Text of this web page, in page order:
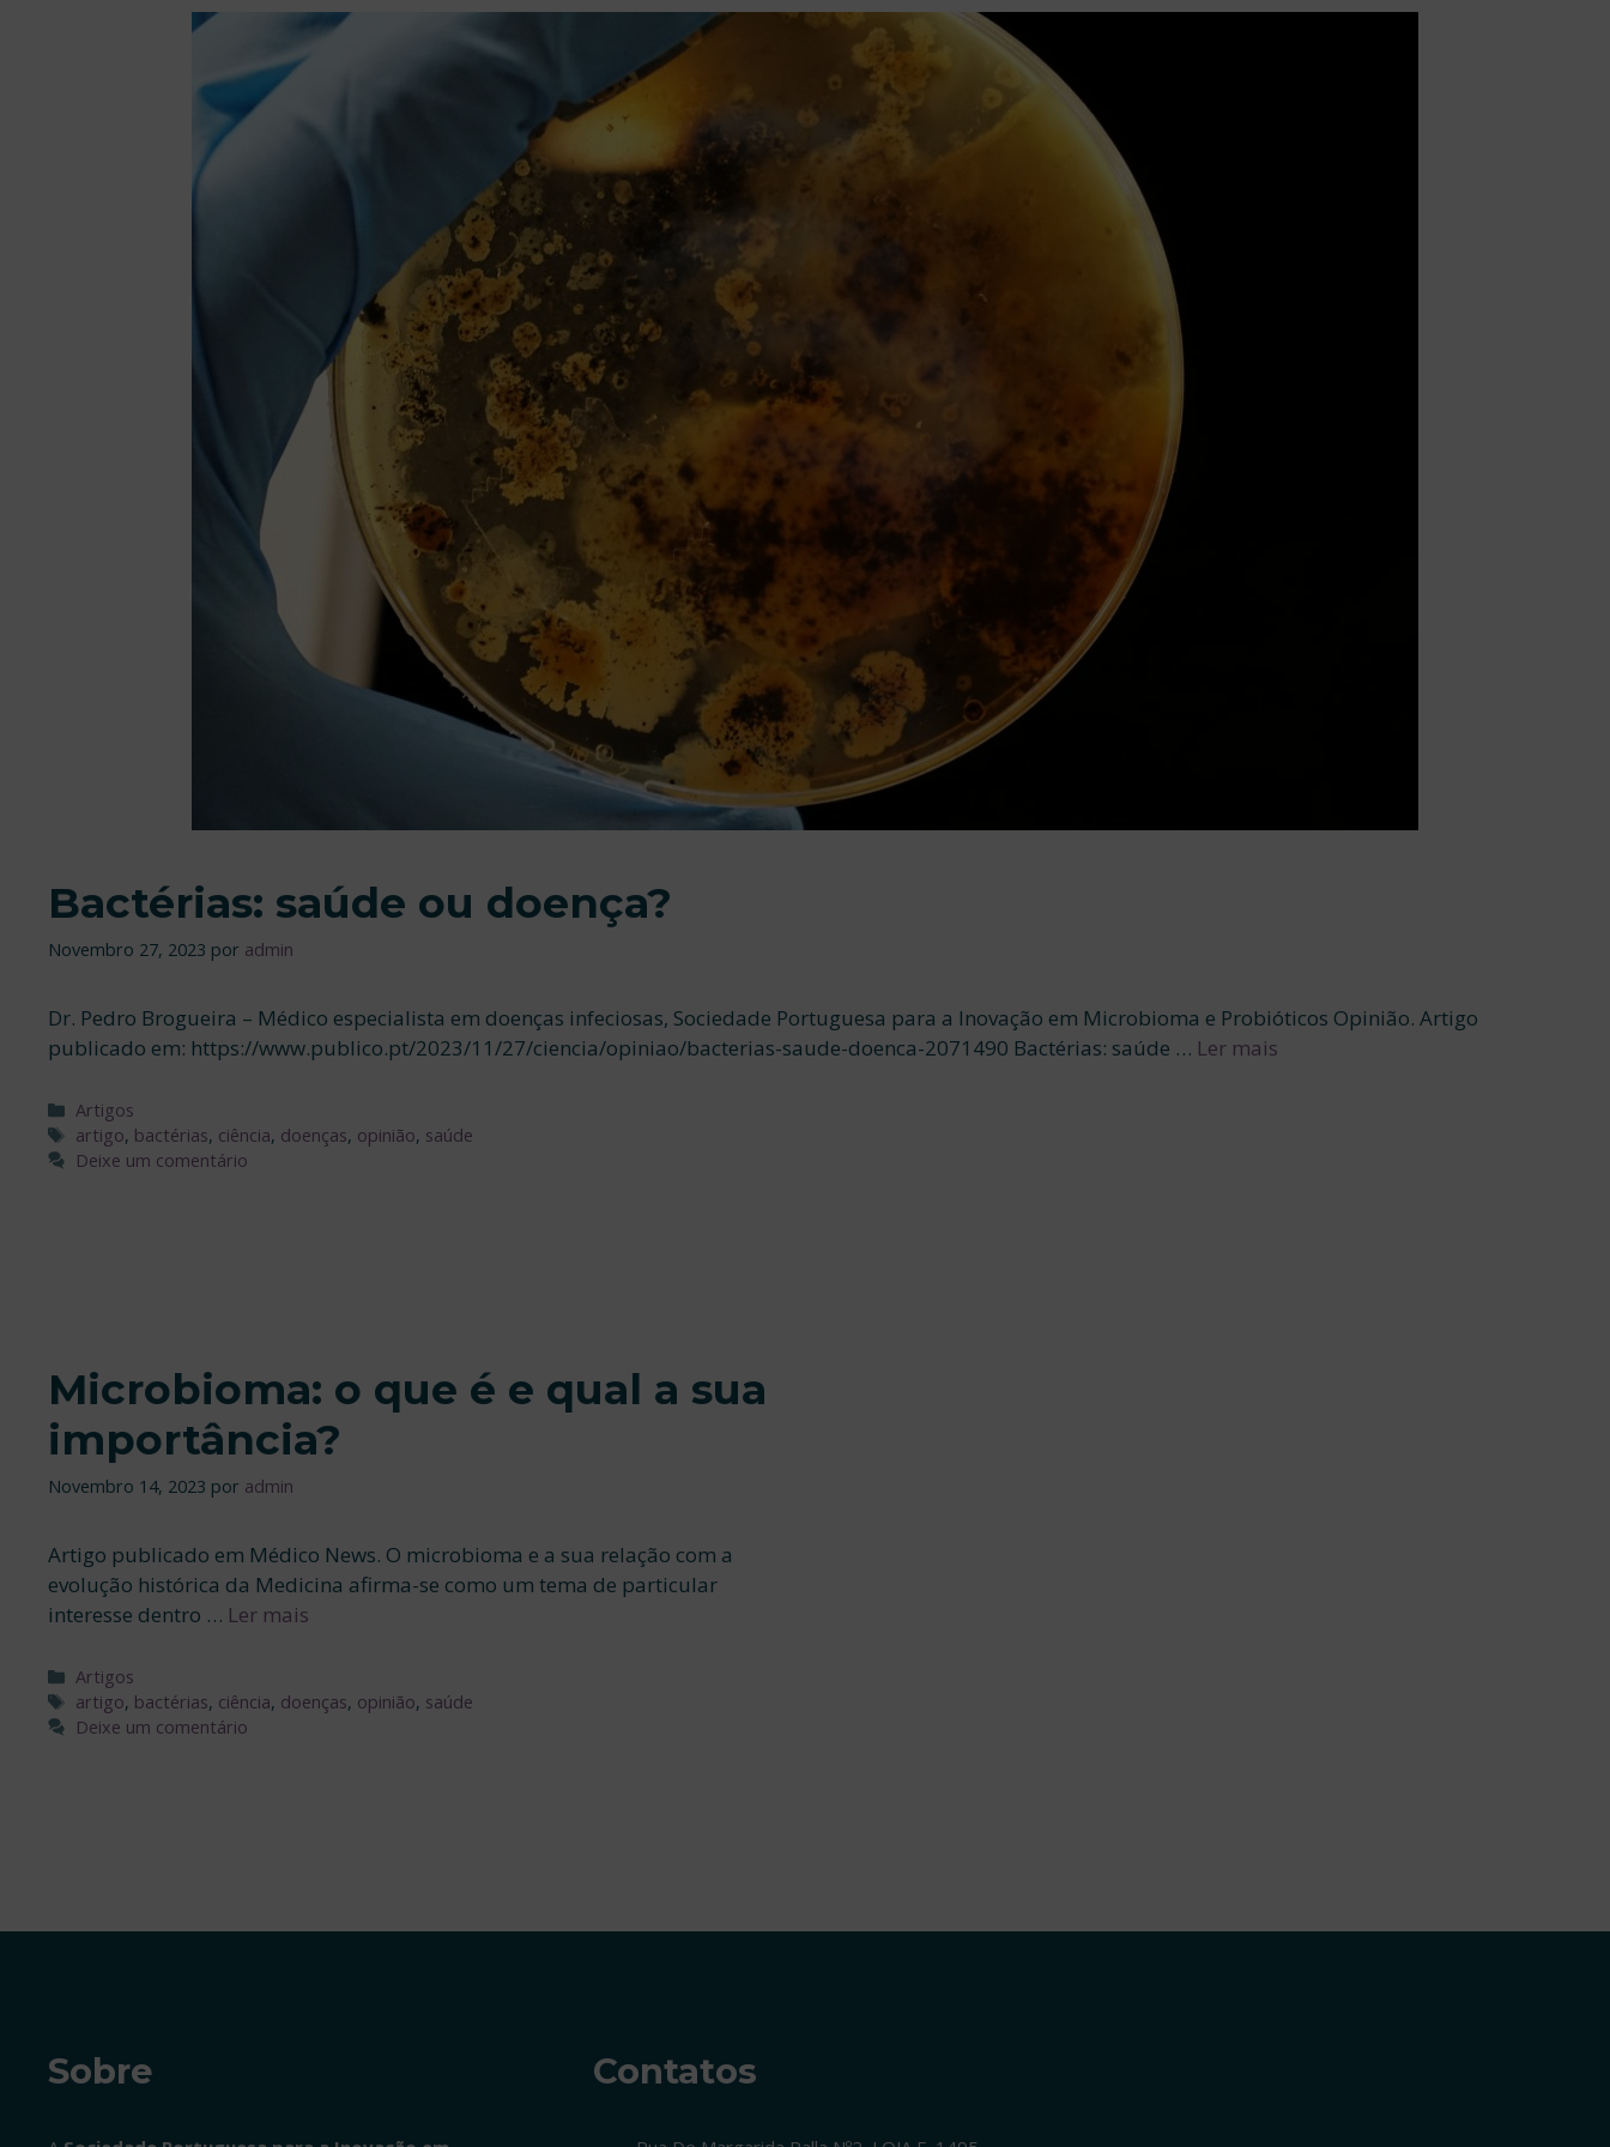
Bactérias: saúde ou doença?
Novembro 27, 2023 por admin
Dr. Pedro Brogueira – Médico especialista em doenças infeciosas, Sociedade Portuguesa para a Inovação em Microbioma e Probióticos Opinião. Artigo
publicado em: https://www.publico.pt/2023/11/27/ciencia/opiniao/bacterias-saude-doenca-2071490 Bactérias: saúde … Ler mais
Categorias
Artigos
Etiquetas
artigo, bactérias, ciência, doenças, opinião, saúde
Deixe um comentário
Microbioma: o que é e qual a sua
importância?
Novembro 14, 2023 por admin
Artigo publicado em Médico News. O microbioma e a sua relação com a
evolução histórica da Medicina afirma-se como um tema de particular
interesse dentro … Ler mais
Categorias
Artigos
Etiquetas
artigo, bactérias, ciência, doenças, opinião, saúde
Deixe um comentário
Sobre Contatos